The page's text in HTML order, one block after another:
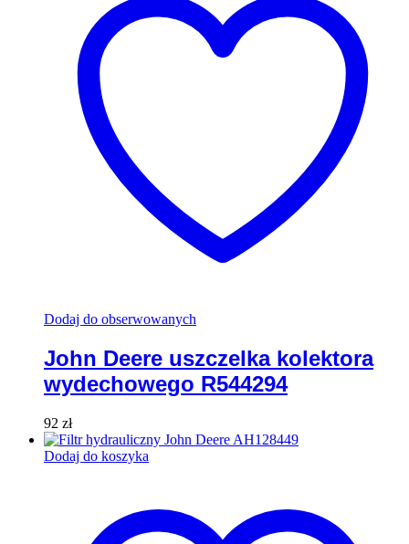
Dodaj do obserwowanych
John Deere uszczelka kolektora
wydechowego R544294
92 zł
Dodaj do koszyka